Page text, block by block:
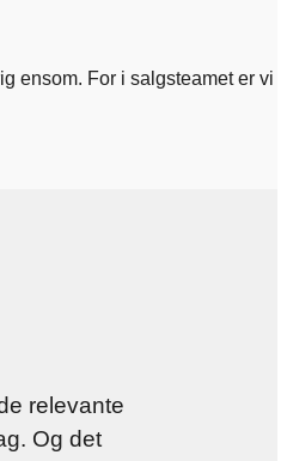
ensom. For i salgsteamet er vi
relevante
Og det